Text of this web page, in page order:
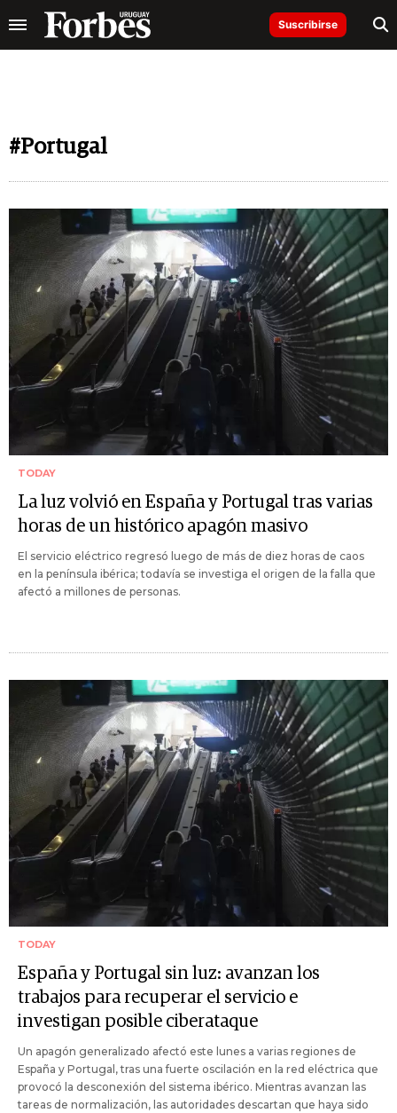
Suscribirse
#Portugal
TODAY
La luz volvió en España y Portugal tras varias
horas de un histórico apagón masivo
El servicio eléctrico regresó luego de más de diez horas de caos
en la península ibérica; todavía se investiga el origen de la falla que
afectó a millones de personas.
TODAY
España y Portugal sin luz: avanzan los
trabajos para recuperar el servicio e
investigan posible ciberataque
Un apagón generalizado afectó este lunes a varias regiones de
España y Portugal, tras una fuerte oscilación en la red eléctrica que
provocó la desconexión del sistema ibérico. Mientras avanzan las
tareas de normalización, las autoridades descartan que haya sido